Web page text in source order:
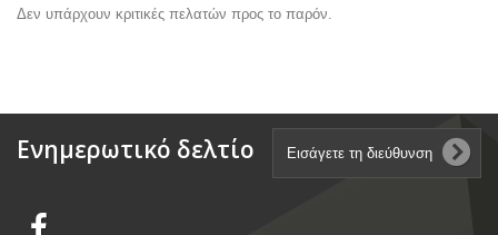
Δεν υπάρχουν κριτικές πελατών προς το παρόν.
Ενημερωτικό δελτίο